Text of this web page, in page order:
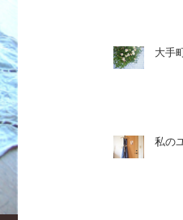
大手
私の